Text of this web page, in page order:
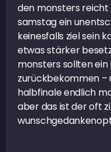
den monsters
samstag ein
keinesfalls ziel sein
etwas stärker
monsters sollten
zurückbekommen –
halbfinale endlich
aber das ist der oft